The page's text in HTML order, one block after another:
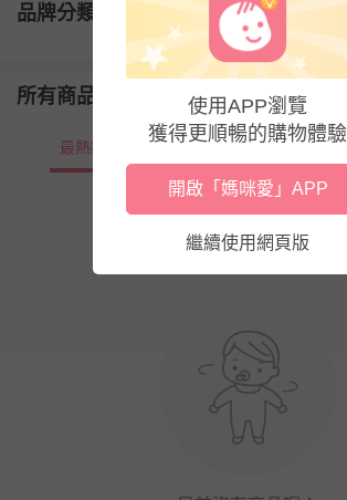
品牌分類
所有商品
最熱銷 新上市
使用APP瀏覽
獲得更順暢的購物體驗
開啟「媽咪愛」APP
繼續使用網頁版